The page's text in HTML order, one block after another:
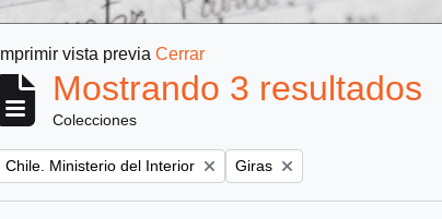
Imprimir vista previa Cerrar
Mostrando 3 resultados
Colecciones
Remove filter:
Chile. Ministerio del Interior Remove filter:
Giras